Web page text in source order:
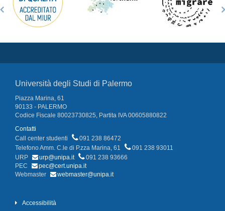
Università degli Studi di Palermo
Piazza Marina, 61
90133 - PALERMO
Codice Fiscale 80023730825, Partita IVA 00605880822
Contatti
Call center studenti
091 238 86472
Telefono Amm. C.le di P.zza Marina, 61
091 238 93011
URP
urp@unipa.it
091 238 93666
PEC
pec@cert.unipa.it
Webmaster
webmaster@unipa.it
Accessibilità